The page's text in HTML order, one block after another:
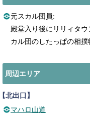
元スカル団員:
殿堂入り後にリリィタ
カル団のしたっぱの相撲
周辺エリア
北出口】
マハロ山道